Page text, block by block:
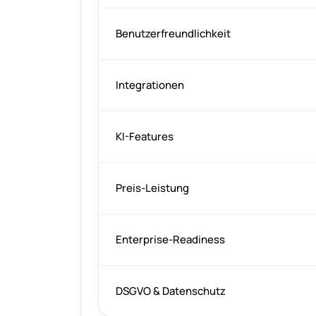
Benutzerfreundlichkeit
Integrationen
KI-Features
Preis-Leistung
Enterprise-Readiness
DSGVO & Datenschutz